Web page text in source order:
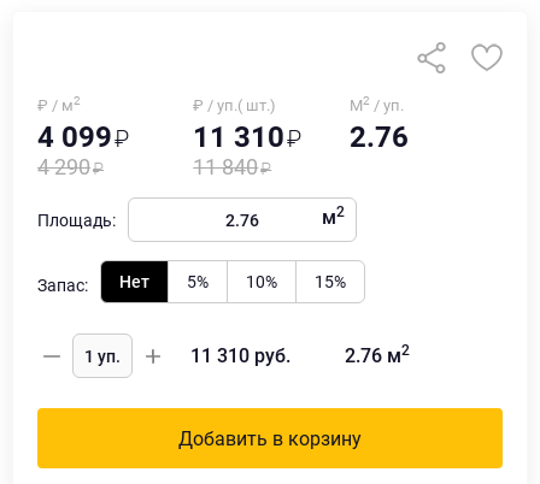
₽ / м2
4 099
4 290
₽ / уп.( шт.)
11 310
11 840
М2 / уп.
2.76
Площадь: м2
Запас: Нет 5% 10% 15%
11 310 руб. 2.76м2
Добавить в корзину